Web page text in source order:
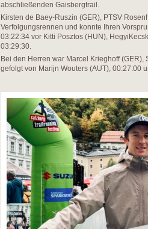
abschließenden Gaisbergtrail.
Kirsten de Baey-Ruszin (GER), PTSV
Verfolgungsrennen und konnte Ihren
03:22:34 vor Kitti Posztos (HUN),
03:29:30.
Bei den Herren war Marcel Krieghoff
gefolgt von Marijn Wouters (AUT), 00:27:00